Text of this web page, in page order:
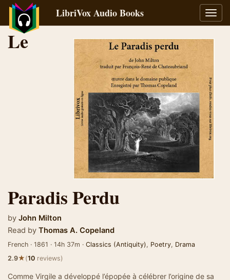
LibriVox Audio Books
Le
Paradis Perdu
by John Milton
Read by Thomas A. Copeland
French · 1861 · 14h 37m · Classics (Antiquity), Poetry, Drama
2.9★(10 reviews)
Comme Virgile a développé l’épopée à célébrer l’origine de sa